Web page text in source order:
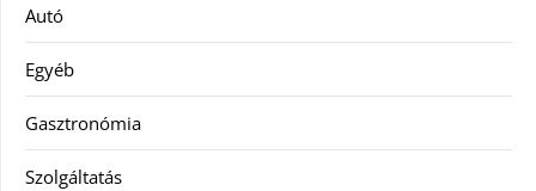
Autó
Egyéb
Gasztronómia
Szolgáltatás